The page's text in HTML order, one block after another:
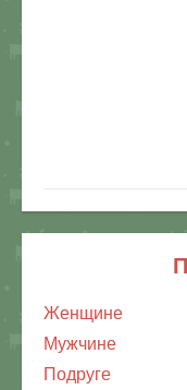
Женщине
Мужчине
Подруге